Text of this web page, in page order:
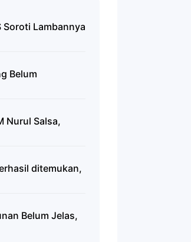
Soroti Lambannya
Belum
Nurul Salsa,
ditemukan,
Belum Jelas,